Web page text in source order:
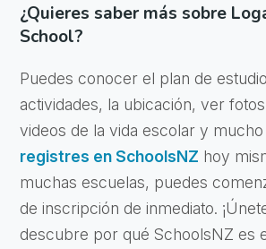
¿Quieres saber más sobre
School?
Puedes conocer el plan de
actividades, la ubicación, ver
videos de la vida escolar y
registres en SchoolsNZ hoy
muchas escuelas, puedes
de inscripción de inmediato.
descubre por qué SchoolsNZ es